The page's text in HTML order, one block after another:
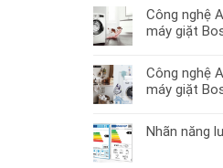
Công nghệ
máy giặt
Công nghệ
máy giặt
Nhãn năng